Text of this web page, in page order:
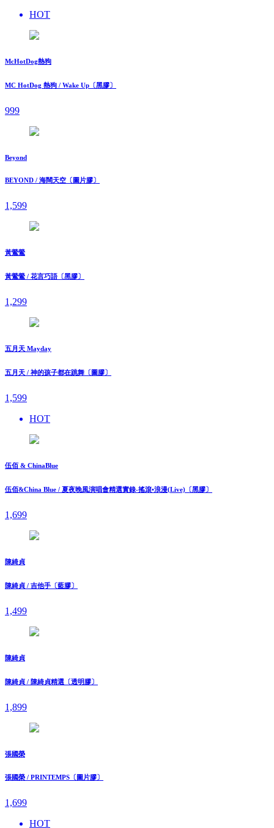
HOT
McHotDog熱狗
MC HotDog 熱狗 / Wake Up〔黑膠〕
999
Beyond
BEYOND / 海闊天空〔圖片膠〕
1,599
黃鶯鶯
黃鶯鶯 / 花言巧語〔黑膠〕
1,299
五月天 Mayday
五月天 / 神的孩子都在跳舞〔圖膠〕
1,599
HOT
伍佰 & ChinaBlue
伍佰&China Blue / 夏夜晚風演唱會精選實錄-搖滾•浪漫(Live)〔黑膠〕
1,699
陳綺貞
陳綺貞 / 吉他手〔藍膠〕
1,499
陳綺貞
陳綺貞 / 陳綺貞精選〔透明膠〕
1,899
張國榮
張國榮 / PRINTEMPS〔圖片膠〕
1,699
HOT